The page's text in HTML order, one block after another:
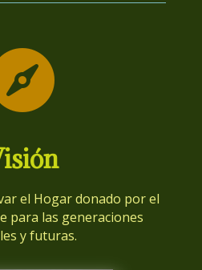
el Hogar donado por el
para las generaciones
y futuras.